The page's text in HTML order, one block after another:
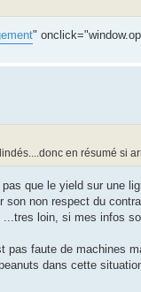
"
en résumé si
que le yield sur une
non respect du
loin, si mes infos
pas faute de machines
dans cette